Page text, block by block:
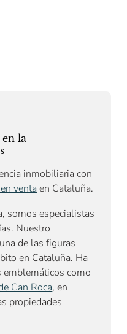
la
inmobiliaria con
venta en Cataluña.
somos especialistas
Nuestro
de las figuras
en Cataluña. Ha
emblemáticos como
Can Roca, en
propiedades